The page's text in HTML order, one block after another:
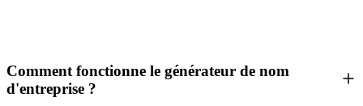
Comment fonctionne le générateur de nom
d'entreprise ?